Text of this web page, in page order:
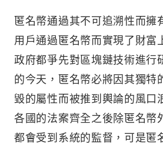
匿名幣通過其不可追溯性而擁
用戶通過匿名幣而實現了財富
政府都爭先對區塊鏈技術進行
的今天，匿名幣必將因其獨特
毀的屬性而被推到輿論的風口
各國的法案齊全之後除匿名幣
都會受到系統的監督，可是匿